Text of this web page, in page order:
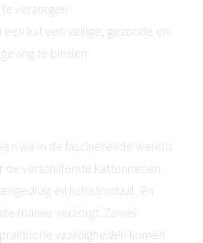
verzorgen.
een kat een veilige, gezonde en
te bieden.
we in de fascinerende wereld
de verschillende kattenrassen
en lichaamstaal, én
manier verzorgt. Zowel
vaardigheden komen